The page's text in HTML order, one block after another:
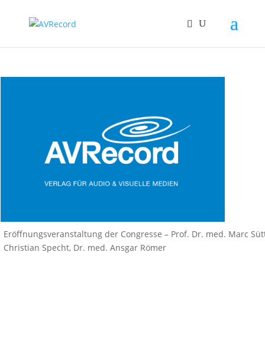
Eröffnungsveranstaltung der Congresse – Prof. Dr. med. Marc
Christian Specht, Dr. med. Ansgar Römer